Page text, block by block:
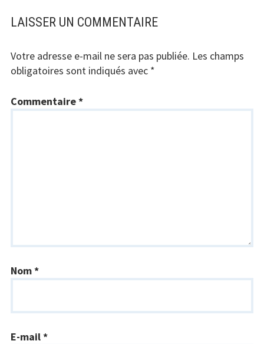
LAISSER UN COMMENTAIRE
Votre adresse e-mail ne sera pas publiée. Les champs
obligatoires sont indiqués avec *
Commentaire*
Nom*
E-mail*